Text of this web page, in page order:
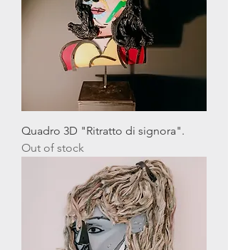
Quadro 3D "Ritratto di signora".
Out of stock